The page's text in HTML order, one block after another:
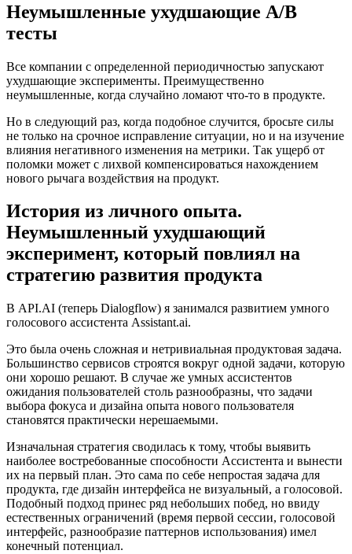
Неумышленные ухудшающие A/B
тесты
Все компании c определенной периодичностью запускают
ухудшающие эксперименты. Преимущественно
неумышленные, когда случайно ломают что-то в продукте.
Но в следующий раз, когда подобное случится, бросьте силы
не только на срочное исправление ситуации, но и на изучение
влияния негативного изменения на метрики. Так ущерб от
поломки может с лихвой компенсироваться нахождением
нового рычага воздействия на продукт.
История из личного опыта.
Неумышленный ухудшающий
эксперимент, который повлиял на
стратегию развития продукта
В API.AI (теперь Dialogflow) я занимался развитием умного
голосового ассистента Assistant.ai.
Это была очень сложная и нетривиальная продуктовая задача.
Большинство сервисов строятся вокруг одной задачи, которую
они хорошо решают. В случае же умных ассистентов
ожидания пользователей столь разнообразны, что задачи
выбора фокуса и дизайна опыта нового пользователя
становятся практически нерешаемыми.
Изначальная стратегия сводилась к тому, чтобы выявить
наиболее востребованные способности Ассистента и вынести
их на первый план. Это сама по себе непростая задача для
продукта, где дизайн интерфейса не визуальный, а голосовой.
Подобный подход принес ряд небольших побед, но ввиду
естественных ограничений (время первой сессии, голосовой
интерфейс, разнообразие паттернов использования) имел
конечный потенциал.